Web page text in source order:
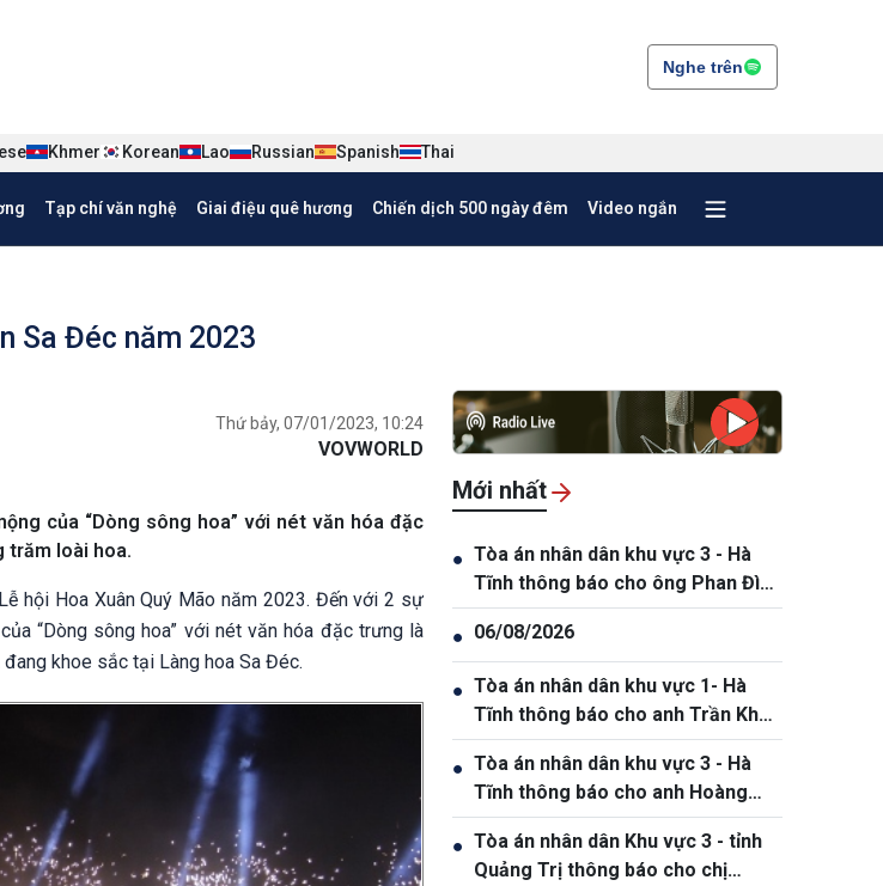
Nghe trên
Khmer Korean Lao Russian Spanish Thai
Tạp chí văn nghệ Giai điệu quê hương Chiến dịch 500 ngày đêm Video ngắn
Sa Đéc năm 2023
Thứ bảy, 07/01/2023, 10:24
VOVWORLD
của “Dòng sông hoa” với nét văn hóa đặc
trăm loài hoa.
hội Hoa Xuân Quý Mão năm 2023. Đến với 2 sự
“Dòng sông hoa” với nét văn hóa đặc trưng là
khoe sắc tại Làng hoa Sa Đéc.
Mới nhất
● Tòa án nhân dân khu vực 3 - Hà
Tĩnh thông báo cho ông Phan Đình
Thắng, sinh năm 2005
● 06/08/2026
● Tòa án nhân dân khu vực 1- Hà
Tĩnh thông báo cho anh Trần Khắc
Thanh, sinh năm 1988.
● Tòa án nhân dân khu vực 3 - Hà
Tĩnh thông báo cho anh Hoàng
Phan Anh, sinh năm 1980
● Tòa án nhân dân Khu vực 3 - tỉnh
Quảng Trị thông báo cho chị